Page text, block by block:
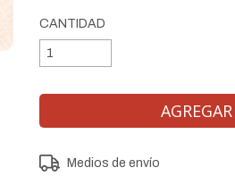
CANTIDAD
Entregas para el CP:
Medios de envío